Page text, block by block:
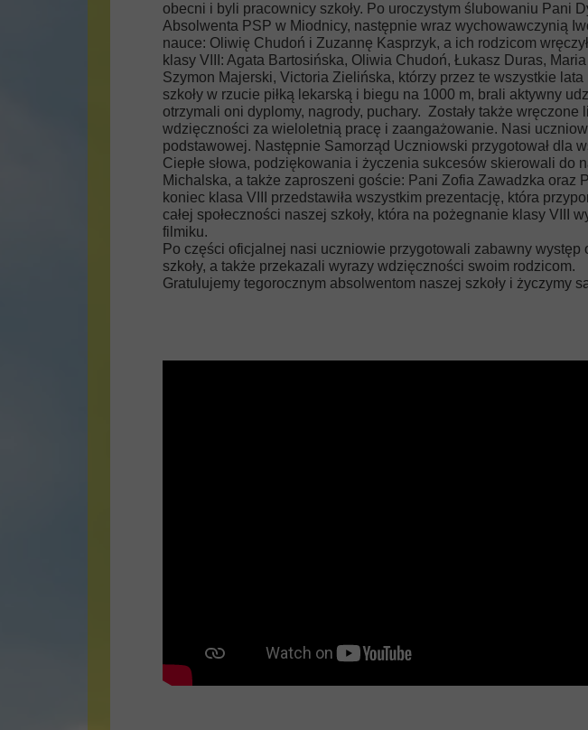
obecni i byli pracownicy szkoły. Po uroczystym ślubowaniu Pani
Absolwenta PSP w Miodnicy, następnie wraz wychowawczynią
nauce: Oliwię Chudoń i Zuzannę Kasprzyk, a ich rodzicom
klasy VIII: Agata Bartosińska, Oliwia Chudoń, Łukasz Duras,
Szymon Majerski, Victoria Zielińska, którzy przez te wszystkie
szkoły w rzucie piłką lekarską i biegu na 1000 m, brali aktywny
otrzymali oni dyplomy, nagrody, puchary. Zostały także
wdzięczności za wieloletnią pracę i zaangażowanie. Nasi
podstawowej. Następnie Samorząd Uczniowski przygotował dla
Ciepłe słowa, podziękowania i życzenia sukcesów skierowali
Michalska, a także zaproszeni goście: Pani Zofia Zawadzka oraz
koniec klasa VIII przedstawiła wszystkim prezentację, która
całej społeczności naszej szkoły, która na pożegnanie klasy VIII
filmiku.
Po części oficjalnej nasi uczniowie przygotowali zabawny
szkoły, a także przekazali wyrazy wdzięczności swoim rodzicom.
Gratulujemy tegorocznym absolwentom naszej szkoły i życzymy